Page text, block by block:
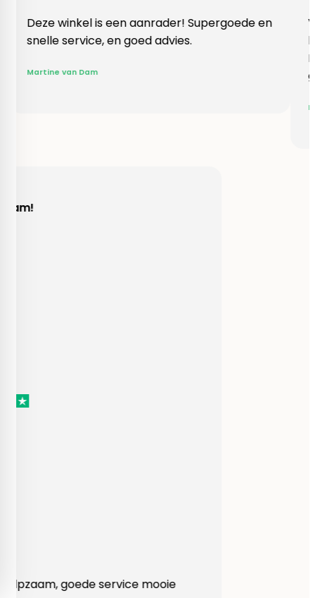
winkel is een aanrader! Supergoede en
service, en goed advies.
van Dam
Vlotte
klopte
Rieneke,
gegeven
behulpzaam, goede service mooie